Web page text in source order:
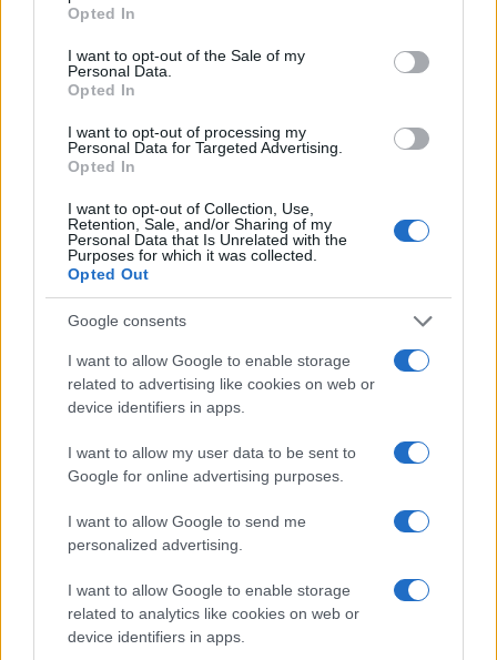
Opted In
I want to opt-out of the Sale of my
Personal Data.
Opted In
I want to opt-out of processing my
Personal Data for Targeted Advertising.
Opted In
I want to opt-out of Collection, Use,
Retention, Sale, and/or Sharing of my
Personal Data that Is Unrelated with the
Purposes for which it was collected.
Opted Out
Google consents
I want to allow Google to enable storage
related to advertising like cookies on web or
device identifiers in apps.
I want to allow my user data to be sent to
Google for online advertising purposes.
I want to allow Google to send me
personalized advertising.
I want to allow Google to enable storage
related to analytics like cookies on web or
device identifiers in apps.
anche se piena di ostacoli, ma quando hai la salute fisica e
mentale tutto può essere superato. Grazie ai genitori della
nostra generazione e alla nostra volontà e resilienza. Grazie
a te per le belle parole. Grazie a Nicola Porro che le ha
condivise. Luigi Valenti
Rispondi
Viviana
15 Febbraio 2023, 14:49 14:49
Signora Margherita le faccio i complimenti. Condivido tutto
e ne farò tesoro da condividere con mio figlio che ha 22
anni , che credo, ma sono la mamma, di aver cresciuto fino
ad ora non un piagnucolone. Grazie
Rispondi
Carica altri commenti